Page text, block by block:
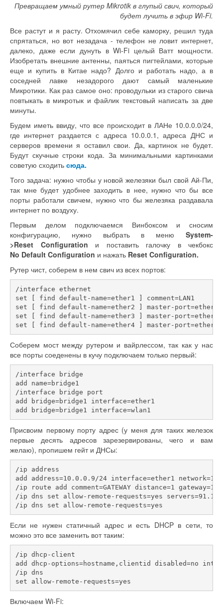
Превращаем умный рутер Mikrotik в глупый свич, который
будет лучить в эфир Wi-Fi.
Все растут и я расту. Отхомячил себе каморку, решил туда
спрятаться, но вот незадача - телефон не ловит интернет,
далеко, даже если дунуть в Wi-Fi целый Ватт мощности.
Изобретать внешние антенны, паяться пигтейлами, которые
еще и купить в Китае надо? Долго и работать надо, а в
соседней лавке незадорого дают самый маленькие
Микротики. Как раз самое оно: проводульки из старого свича
повтыкать в микротык и файлик текстовый написать за две
минуты.
Будем иметь ввиду, что все происходит в ЛАНе 10.0.0.0/24,
где интернет раздается с адреса 10.0.0.1, адреса ДНС и
серверов времени я оставил свои. Да, картинок не будет.
Будут скучные строки кода. За минимальными картинками
советую сходить сюда.
Того задача: нужно чтобы у новой железяки был свой Ай-Пи,
так мне будет удобнее заходить в нее, нужно что бы все
порты работали свичем, нужно что бы железяка раздавала
интернет по воздуху.
Первым делом подключаемся Винбоксом и сносим
конфигурацию, нужно выбрать в меню System-
>Reset Configuration и поставить галочку в чекбокс
No Default Configuration и нажать Reset Configuration.
Рутер чист, соберем в нем свич из всех портов:
/interface ethernet
set [ find default-name=ether1 ] comment=LAN1
set [ find default-name=ether2 ] master-port=ether1
set [ find default-name=ether3 ] master-port=ether1
set [ find default-name=ether4 ] master-port=ether1
Соберем мост между рутером и вайрлессом, так как у нас
все порты соеденены в кучу подключаем только первый:
/interface bridge
add name=bridge1
/interface bridge port
add bridge=bridge1 interface=ether1
add bridge=bridge1 interface=wlan1
Присвоим первому порту адрес (у меня для таких железок
первые десять адресов зарезервированы, чего и вам
желаю), пропишем гейт и ДНСы:
/ip address
add address=10.0.0.9/24 interface=ether1
/ip route add comment=GATEWAY distance=1
/ip dns set allow-remote-requests=yes
/ip dns set allow-remote-requests=yes
Если не нужен статичный адрес и есть DHCP в сети, то
можно это все заменить вот таким:
/ip dhcp-client
add dhcp-options=hostname,clientid disabled=no
/ip dns
set allow-remote-requests=yes
Включаем Wi-Fi: